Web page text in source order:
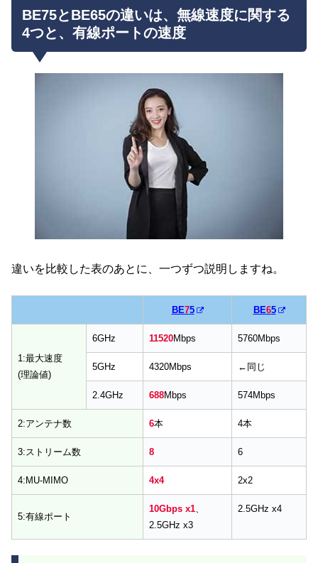
BE75とBE65の違いは、無線速度に関する
4つと、有線ポートの速度
違いを比較した表のあとに、一つずつ説明しますね。
BE75 BE65
1:最大速度
(理論値)
6GHz 11520Mbps 5760Mbps
5GHz 4320Mbps ←同じ
2.4GHz 688Mbps 574Mbps
2:アンテナ数 6本 4本
3:ストリーム数 8 6
4:MU-MIMO 4x4 2x2
5:有線ポート
10Gbps x1
2.5GHz x3
2.5GHz x4